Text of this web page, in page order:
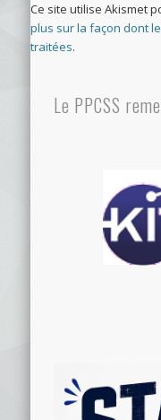
Ce site utilise Akismet
plus sur la façon dont
traitées.
Le PPCSS